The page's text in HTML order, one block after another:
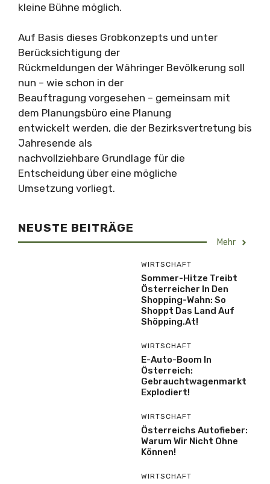
kleine Bühne möglich.
Auf Basis dieses Grobkonzepts und unter
Berücksichtigung der
Rückmeldungen der Währinger Bevölkerung soll
nun – wie schon in der
Beauftragung vorgesehen – gemeinsam mit
dem Planungsbüro eine Planung
entwickelt werden, die der Bezirksvertretung bis
Jahresende als
nachvollziehbare Grundlage für die
Entscheidung über eine mögliche
Umsetzung vorliegt.
NEUSTE BEITRÄGE
Mehr
WIRTSCHAFT
Sommer-Hitze Treibt
Österreicher In Den
Shopping-Wahn: So
Shoppt Das Land Auf
Shöpping.at!
WIRTSCHAFT
E-Auto-Boom In
Österreich:
Gebrauchtwagenmarkt
Explodiert!
WIRTSCHAFT
Österreichs Autofieber:
Warum Wir Nicht Ohne
Können!
WIRTSCHAFT